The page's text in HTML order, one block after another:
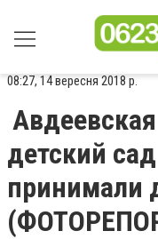
08:27, 14 вересня 2018 р.
детский
принимали